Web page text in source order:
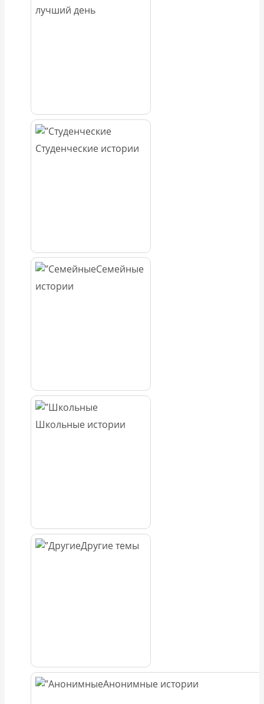
лучший день
Студенческие истории
Семейные
истории
Школьные истории
Другие темы
Анонимные истории